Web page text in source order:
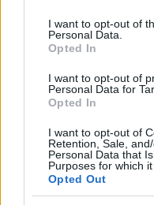
consent section.
I want to opt-out of
Personal Data.
Opted In
I want to opt-out of
Personal Data for
Opted In
I want to opt-out of
Retention, Sale,
Personal Data that
Purposes for which it
Opted Out
Carmen